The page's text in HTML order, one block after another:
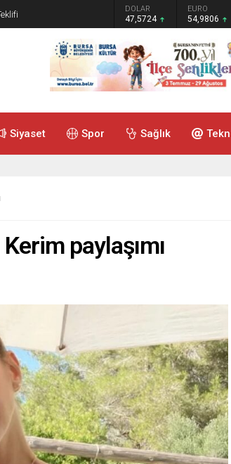
DOLAR
47,5724
EURO
54,9806
Siyaset Spor Sağlık
paylaşımı